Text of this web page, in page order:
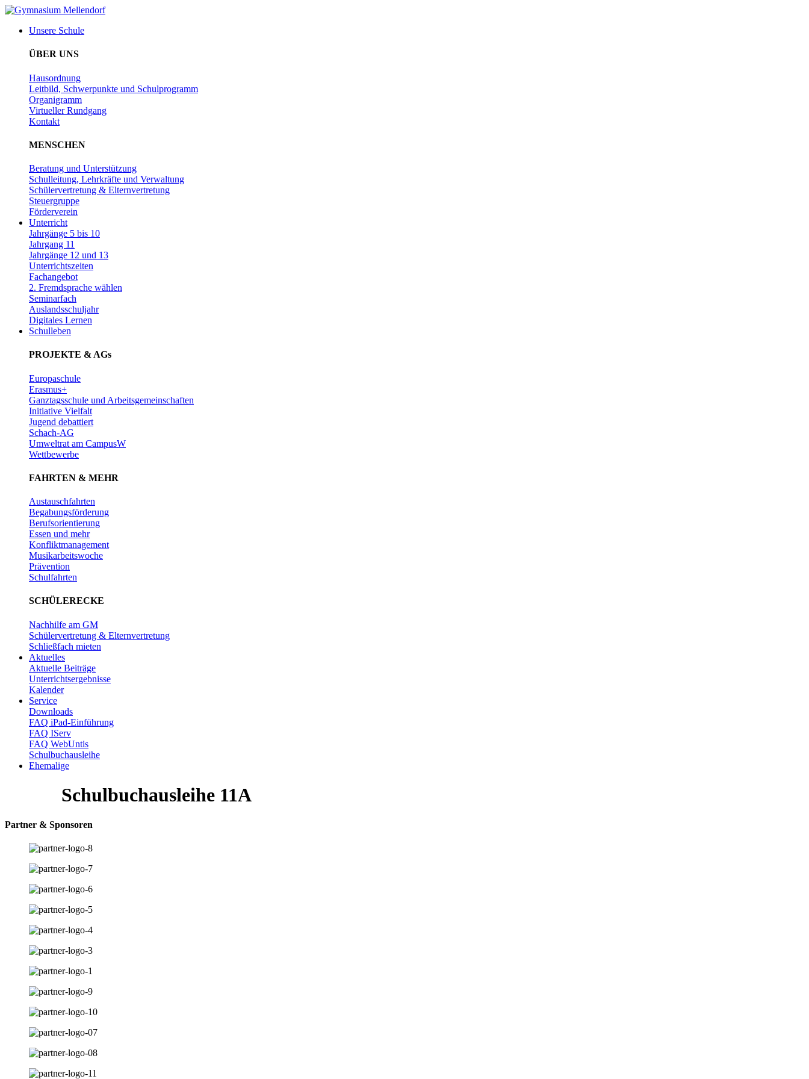
Zum
wechselnUnsere Schule
ÜBER UNS
Hausordnung
Leitbild, Schwerpunkte und Schulprogramm
Organigramm
Virtueller Rundgang
Kontakt
MENSCHEN
Beratung und Unterstützung
Schulleitung, Lehrkräfte und Verwaltung
Schülervertretung & Elternvertretung
Steuergruppe
Förderverein
Unterricht
Jahrgänge 5 bis 10
Jahrgang 11
Jahrgänge 12 und 13
Unterrichtszeiten
Fachangebot
2. Fremdsprache wählen
Seminarfach
Auslandsschuljahr
Digitales Lernen
Schulleben
PROJEKTE & AGs
Europaschule
Erasmus+
Ganztagsschule und Arbeitsgemeinschaften
Initiative Vielfalt
Jugend debattiert
Schach-AG
Umweltrat am CampusW
Wettbewerbe
FAHRTEN & MEHR
Austauschfahrten
Begabungsförderung
Berufsorientierung
Essen und mehr
Konfliktmanagement
Musikarbeitswoche
Prävention
Schulfahrten
SCHÜLERECKE
Nachhilfe am GM
Schülervertretung & Elternvertretung
Schließfach mieten
Aktuelles
Aktuelle Beiträge
Unterrichtsergebnisse
Kalender
Service
Downloads
FAQ iPad-Einführung
FAQ IServ
FAQ WebUntis
Schulbuchausleihe
Ehemalige
Schulbuchausleihe 11A
Partner & Sponsoren